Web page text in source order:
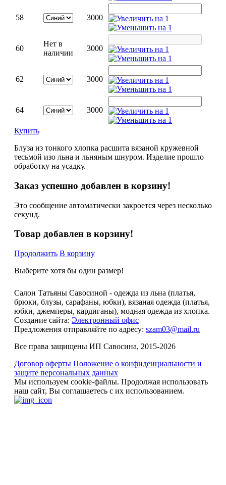
58 3000
60
Нет в
наличии
3000
62 3000
64 3000
Купить
Блуза из тонкого хлопка расшита вязаной кружевной
тесьмой изо льна и льняным шнуром. Изделие прошло
обработку на усадку.
Заказ успешно добавлен в корзину!
Это сообщение автоматически закроется через несколько
секунд.
Товар добавлен в корзину!
Продолжить В корзину
Выберите хотя бы один размер!
Салон Татьяны Савосиной - одежда из льна (платья,
брюки, блузы, сарафаны, юбки), вязаная одежда (платья,
юбки, джемперы, кардиганы), модная одежда из хлопка.
Создание сайта: Электронный офис
Предложения отправляйте по адресу: szam03@mail.ru
Все права защищены ИП Савосина, 2015-2026
Договор оферты Положение о конфиденциальности и
защите персональных данных
Мы используем cookie-файлы. Продолжая использовать
наш сайт, Вы соглашаетесь с их использованием.